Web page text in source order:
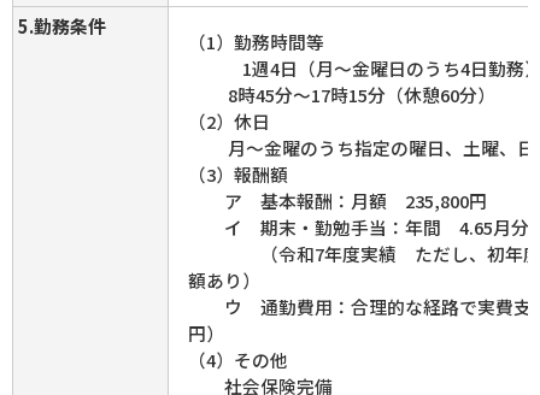
5.勤務条件
（1）勤務時間等
1週4日（月～金曜日のうち4日勤務）
8時45分～17時15分（休憩60分）
（2）休日
月～金曜のうち指定の曜日、土曜、日
（3）報酬額
ア 基本報酬：月額 235,800円
イ 期末・勤勉手当：年間 4.65月分
（令和7年度実績 ただし、初年度
額あり）
ウ 通勤費用：合理的な経路で実費支
円）
（4）その他
社会保険完備